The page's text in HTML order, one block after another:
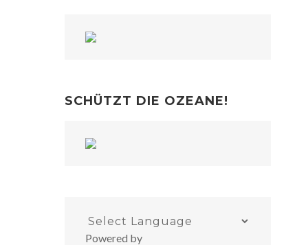
SCHÜTZT DIE OZEANE!
Powered by